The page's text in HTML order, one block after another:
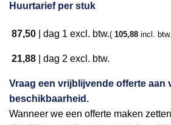
Huurtarief per stuk
87,50 dag 1 excl. btw.( 105,88 incl.
21,88 dag 2 excl. btw.
Vraag een vrijblijvende offerte aan
beschikbaarheid.
Wanneer we een offerte maken